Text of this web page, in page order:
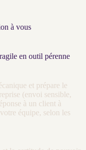
à vous
en outil pérenne
et prépare le
(envoi sensible,
à un client à
équipe, selon les